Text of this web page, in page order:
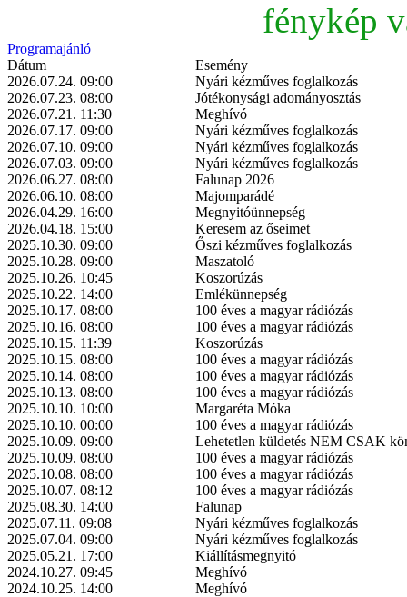
fénykép
Programajánló
Dátum
Esemény
2026.07.24. 09:00
Nyári kézműves foglalkozás
2026.07.23. 08:00
Jótékonysági adományosztás
2026.07.21. 11:30
Meghívó
2026.07.17. 09:00
Nyári kézműves foglalkozás
2026.07.10. 09:00
Nyári kézműves foglalkozás
2026.07.03. 09:00
Nyári kézműves foglalkozás
2026.06.27. 08:00
Falunap 2026
2026.06.10. 08:00
Majomparádé
2026.04.29. 16:00
Megnyitóünnepség
2026.04.18. 15:00
Keresem az őseimet
2025.10.30. 09:00
Őszi kézműves foglalkozás
2025.10.28. 09:00
Maszatoló
2025.10.26. 10:45
Koszorúzás
2025.10.22. 14:00
Emlékünnepség
2025.10.17. 08:00
100 éves a magyar rádiózás
2025.10.16. 08:00
100 éves a magyar rádiózás
2025.10.15. 11:39
Koszorúzás
2025.10.15. 08:00
100 éves a magyar rádiózás
2025.10.14. 08:00
100 éves a magyar rádiózás
2025.10.13. 08:00
100 éves a magyar rádiózás
2025.10.10. 10:00
Margaréta Móka
2025.10.10. 00:00
100 éves a magyar rádiózás
2025.10.09. 09:00
Lehetetlen küldetés NEM CSAK
2025.10.09. 08:00
100 éves a magyar rádiózás
2025.10.08. 08:00
100 éves a magyar rádiózás
2025.10.07. 08:12
100 éves a magyar rádiózás
2025.08.30. 14:00
Falunap
2025.07.11. 09:08
Nyári kézműves foglalkozás
2025.07.04. 09:00
Nyári kézműves foglalkozás
2025.05.21. 17:00
Kiállításmegnyitó
2024.10.27. 09:45
Meghívó
2024.10.25. 14:00
Meghívó